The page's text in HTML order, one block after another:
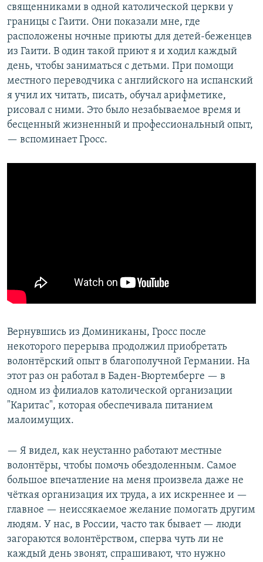
священниками в одной католической церкви у
границы с Гаити. Они показали мне, где
расположены ночные приюты для детей-беженцев
из Гаити. В один такой приют я и ходил каждый
день, чтобы заниматься с детьми. При помощи
местного переводчика с английского на испанский
я учил их читать, писать, обучал арифметике,
рисовал с ними. Это было незабываемое время и
бесценный жизненный и профессиональный опыт,
— вспоминает Гросс.
Вернувшись из Доминиканы, Гросс после
некоторого перерыва продолжил приобретать
волонтёрский опыт в благополучной Германии. На
этот раз он работал в Баден-Вюртемберге — в
одном из филиалов католической организации
"Каритас", которая обеспечивала питанием
малоимущих.
— Я видел, как неустанно работают местные
волонтёры, чтобы помочь обездоленным. Самое
большое впечатление на меня произвела даже не
чёткая организация их труда, а их искреннее и —
главное — неиссякаемое желание помогать другим
людям. У нас, в России, часто так бывает — люди
загораются волонтёрством, сперва чуть ли не
каждый день звонят, спрашивают, что нужно